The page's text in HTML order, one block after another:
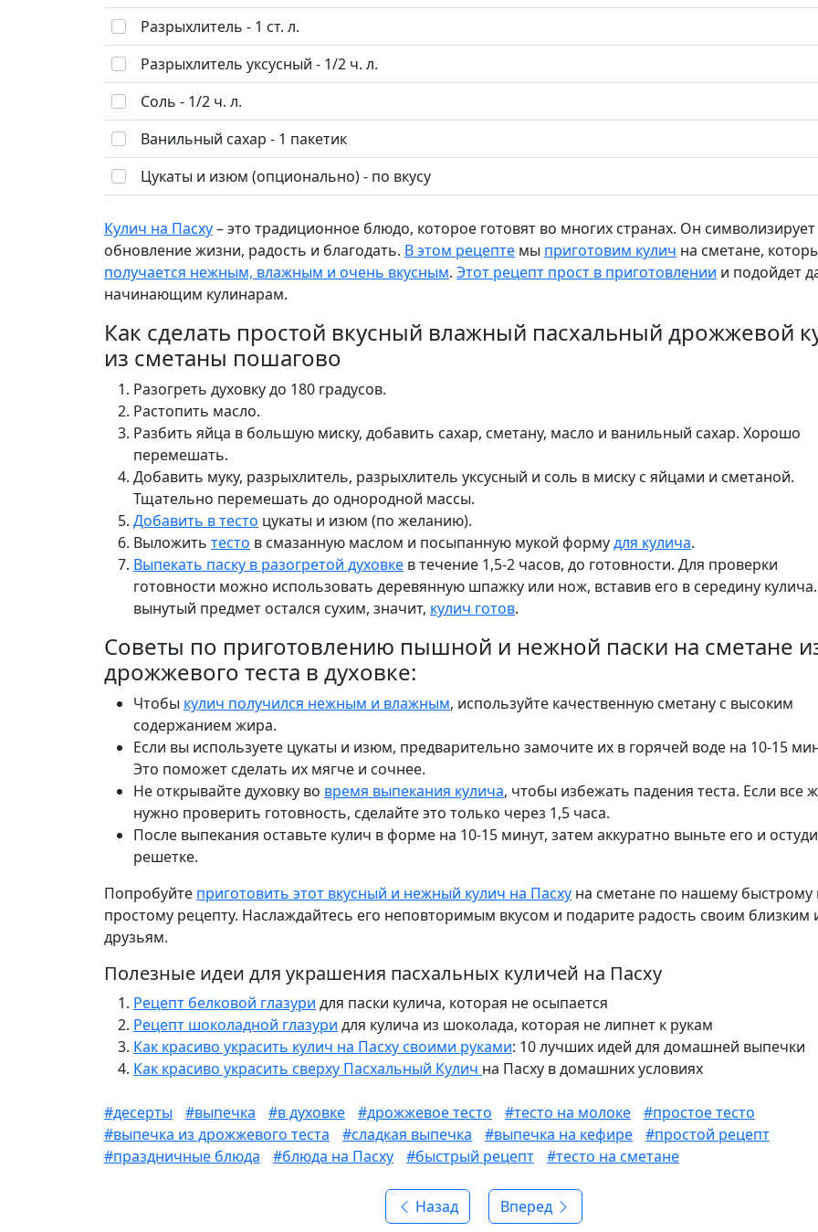
Разрыхлитель - 1 ст. л.
Разрыхлитель уксусный - 1/2 ч. л.
Соль - 1/2 ч. л.
Ванильный сахар - 1 пакетик
Цукаты и изюм (опционально) - по вкусу
Кулич на Пасху– это традиционное блюдо, которое готовят во многих странах. Он символизирует
обновление жизни, радость и благодать. В этом рецепте мы приготовим кулич на сметане,
получается нежным, влажным и очень вкусным. Этот рецепт прост в приготовлении и подойдет
начинающим кулинарам.
Как сделать простой вкусный влажный пасхальный дрожжевой
из сметаны пошагово
Разогреть духовку до 180 градусов.
Растопить масло.
Разбить яйца в большую миску, добавить сахар, сметану, масло и ванильный сахар. Хорошо
перемешать.
Добавить муку, разрыхлитель, разрыхлитель уксусный и соль в миску с яйцами и сметаной.
Тщательно перемешать до однородной массы.
Добавить в тесто цукаты и изюм (по желанию).
Выложить тесто в смазанную маслом и посыпанную мукой формудля кулича.
Выпекать паску в разогретой духовке в течение 1,5-2 часов, до готовности. Для проверки
готовности можно использовать деревянную шпажку или нож, вставив его в середину
вынутый предмет остался сухим, значит, кулич готов.
Советы по приготовлению пышной и нежной паски на сметане
дрожжевого теста в духовке:
Чтобы кулич получился нежным и влажным, используйте качественную сметану с высоким
содержанием жира.
Если вы используете цукаты и изюм, предварительно замочите их в горячей воде на 10-15
Это поможет сделать их мягче и сочнее.
Не открывайте духовку во время выпекания кулича, чтобы избежать падения теста. Если все
нужно проверить готовность, сделайте это только через 1,5 часа.
После выпекания оставьте кулич в форме на 10-15 минут, затем аккуратно выньте его и
решетке.
Попробуйте приготовить этот вкусный и нежный кулич на Пасху на сметане по нашему быстрому
простому рецепту. Наслаждайтесь его неповторимым вкусом и подарите радость своим близким
друзьям.
Полезные идеи для украшения пасхальных куличей на Пасху
Рецепт белковой глазури для паски кулича, которая не осыпается
Рецепт шоколадной глазури для кулича из шоколада, которая не липнет к рукам
Как красиво украсить кулич на Пасху своими руками: 10 лучших идей для домашней выпечки
Как красиво украсить сверху Пасхальный Кулич на Пасху в домашних условиях
#десерты #выпечка #в духовке #дрожжевое тесто #тесто на молоке
#простое тесто
#выпечка из дрожжевого теста
#сладкая выпечка #выпечка на кефире
#простой рецепт
#праздничные блюда
#блюда на Пасху #быстрый рецепт #тесто на сметане
Предыдущий: Самый вкусный бездрожжевой кулич на
Назад Следующий: Лучший пасхальный кулич на
Вперед